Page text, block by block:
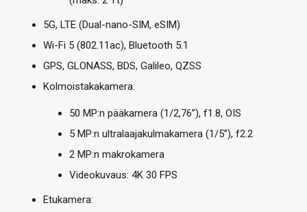
5G, LTE (Dual-nano-SIM, eSIM)
Wi-Fi 5 (802.11ac), Bluetooth 5.1
GPS, GLONASS, BDS, Galileo, QZSS
Kolmoistakakamera:
50 MP:n pääkamera (1/2,76”), f1.8, OIS
5 MP:n ultralaajakulmakamera (1/5”), f2.2
2 MP:n makrokamera
Videokuvaus: 4K 30 FPS
Etukamera: